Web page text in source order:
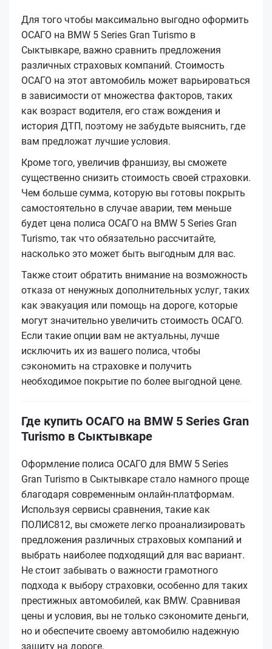
Для того чтобы максимально выгодно оформить
ОСАГО на BMW 5 Series Gran Turismo в
Сыктывкаре, важно сравнить предложения
различных страховых компаний. Стоимость
ОСАГО на этот автомобиль может варьироваться
в зависимости от множества факторов, таких
как возраст водителя, его стаж вождения и
история ДТП, поэтому не забудьте выяснить, где
вам предложат лучшие условия.
Кроме того, увеличив франшизу, вы сможете
существенно снизить стоимость своей страховки.
Чем больше сумма, которую вы готовы покрыть
самостоятельно в случае аварии, тем меньше
будет цена полиса ОСАГО на BMW 5 Series Gran
Turismo, так что обязательно рассчитайте,
насколько это может быть выгодным для вас.
Также стоит обратить внимание на возможность
отказа от ненужных дополнительных услуг, таких
как эвакуация или помощь на дороге, которые
могут значительно увеличить стоимость ОСАГО.
Если такие опции вам не актуальны, лучше
исключить их из вашего полиса, чтобы
сэкономить на страховке и получить
необходимое покрытие по более выгодной цене.
Где купить ОСАГО на BMW 5 Series Gran
Turismo в Сыктывкаре
Оформление полиса ОСАГО для BMW 5 Series
Gran Turismo в Сыктывкаре стало намного проще
благодаря современным онлайн-платформам.
Используя сервисы сравнения, такие как
ПОЛИС812, вы сможете легко проанализировать
предложения различных страховых компаний и
выбрать наиболее подходящий для вас вариант.
Не стоит забывать о важности грамотного
подхода к выбору страховки, особенно для таких
престижных автомобилей, как BMW. Сравнивая
цены и условия, вы не только сэкономите деньги,
но и обеспечите своему автомобилю надежную
защиту на дороге.